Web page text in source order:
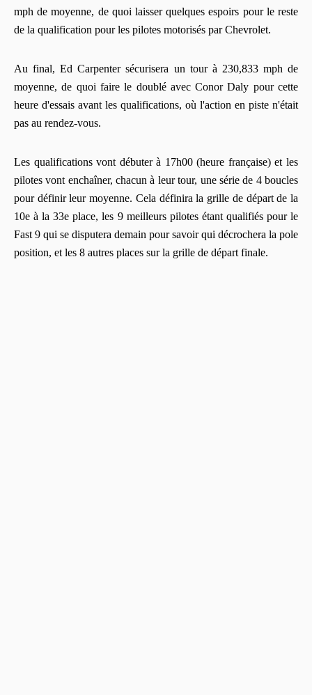
mph de moyenne, de quoi laisser quelques espoirs pour le reste
de la qualification pour les pilotes motorisés par Chevrolet.
Au final, Ed Carpenter sécurisera un tour à 230,833 mph de
moyenne, de quoi faire le doublé avec Conor Daly pour cette
heure d'essais avant les qualifications, où l'action en piste n'était
pas au rendez-vous.
Les qualifications vont débuter à 17h00 (heure française) et les
pilotes vont enchaîner, chacun à leur tour, une série de 4 boucles
pour définir leur moyenne. Cela définira la grille de départ de la
10e à la 33e place, les 9 meilleurs pilotes étant qualifiés pour le
Fast 9 qui se disputera demain pour savoir qui décrochera la pole
position, et les 8 autres places sur la grille de départ finale.